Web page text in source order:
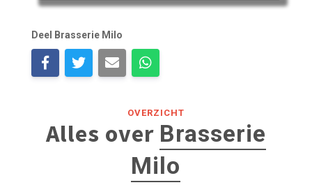
Deel Brasserie Milo
OVERZICHT
Alles over Brasserie
Milo